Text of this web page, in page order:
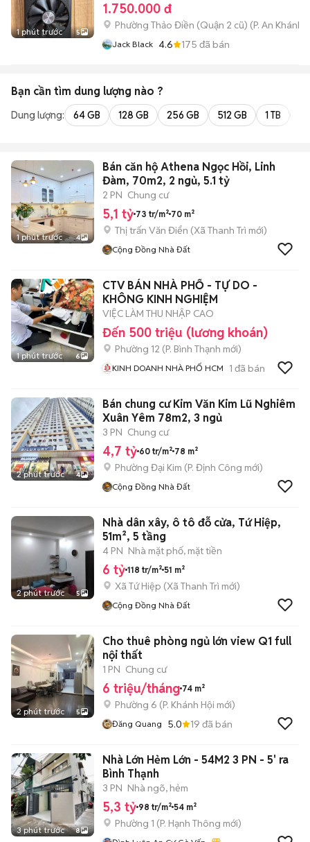
1 phút trước 5
1.750.000 đ
Phường Thảo Điền (Quận 2 cũ) (P. An Khánh
Jack Black 4.6 175 đã bán
Bạn cần tìm dung lượng nào ?
Dung lượng: 64 GB 128 GB 256 GB 512 GB 1 TB
1 phút trước 4
Bán căn hộ Athena Ngọc Hồi, Linh
Đàm, 70m2, 2 ngủ, 5.1 tỷ
2 PN Chung cư
5,1 tỷ 73 tr/m² 70 m²
Thị trấn Văn Điển (Xã Thanh Trì mới)
Cộng Đồng Nhà Đất
1 phút trước 6
CTV BÁN NHÀ PHỐ - TỰ DO -
KHÔNG KINH NGHIỆM
VIỆC LÀM THU NHẬP CAO
Đến 500 triệu (lương khoán)
Phường 12 (P. Bình Thạnh mới)
KINH DOANH NHÀ PHỐ HCM 1 đã bán
2 phút trước 4
Bán chung cư Kim Văn Kim Lũ Nghiêm
Xuân Yêm 78m2, 3 ngủ
3 PN Chung cư
4,7 tỷ 60 tr/m² 78 m²
Phường Đại Kim (P. Định Công mới)
Cộng Đồng Nhà Đất
2 phút trước 5
Nhà dân xây, ô tô đỗ cửa, Tứ Hiệp,
51m², 5 tầng
4 PN Nhà mặt phố, mặt tiền
6 tỷ 118 tr/m² 51 m²
Xã Tứ Hiệp (Xã Thanh Trì mới)
Cộng Đồng Nhà Đất
2 phút trước 5
Cho thuê phòng ngủ lớn view Q1 full
nội thất
1 PN Chung cư
6 triệu/tháng 74 m²
Phường 6 (P. Khánh Hội mới)
Đăng Quang 5.0 19 đã bán
3 phút trước 8
Nhà Lớn Hẻm Lớn - 54M2 3 PN - 5' ra
Bình Thạnh
3 PN Nhà ngõ, hẻm
5,3 tỷ 98 tr/m² 54 m²
Phường 1 (P. Hạnh Thông mới)